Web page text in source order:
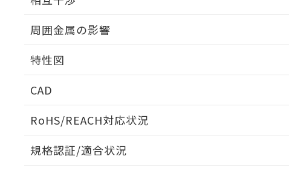
周囲金属の影響
特性図
CAD
RoHS/REACH対応状況
EU RoHS 注意事項・凡例
規格認証/適合状況